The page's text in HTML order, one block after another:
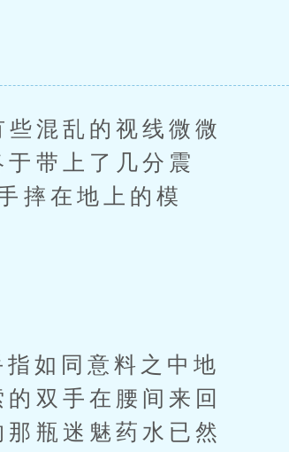
混乱的视线微微
带上了几分震
摔在地上的模
如同意料之中地
双手在腰间来回
瓶迷魅药水已然